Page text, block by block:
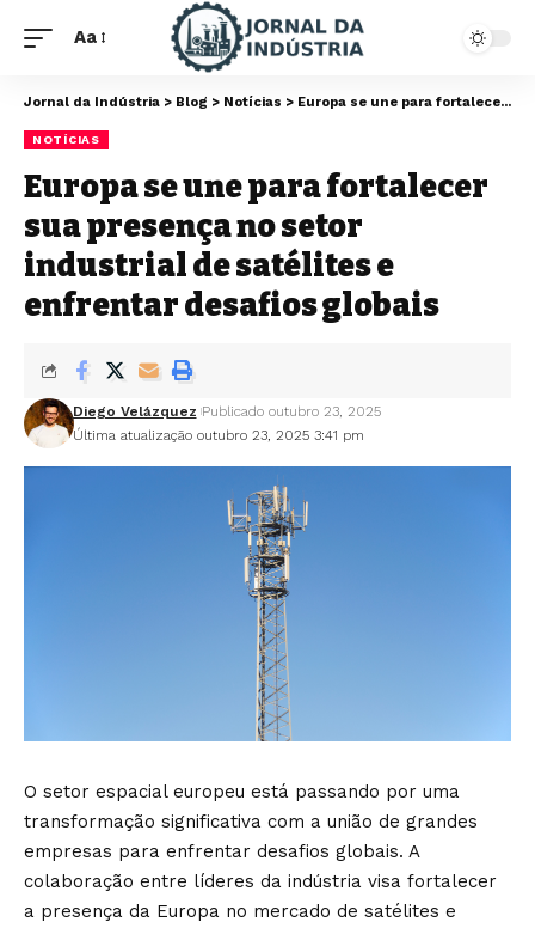
Aa
Jornal da Indústria > Blog > Notícias > Europa se une para fortalecer sua presença no setor industrial de satélites e enfrentar desafios globais
NOTÍCIAS
Europa se une para fortalecer
sua presença no setor
industrial de satélites e
enfrentar desafios globais
Última atualização outubro 23, 2025 3:41 pm
Diego Velázquez Publicado outubro 23, 2025
O setor espacial europeu está passando por uma
transformação significativa com a união de grandes
empresas para enfrentar desafios globais. A
colaboração entre líderes da indústria visa fortalecer
a presença da Europa no mercado de satélites e